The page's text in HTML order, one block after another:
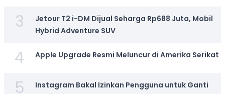
3
Jetour T2 i-DM Dijual Seharga Rp688 Juta, Mobil
Hybrid Adventure SUV
4 Apple Upgrade Resmi Meluncur di Amerika Serikat
5
Instagram Bakal Izinkan Pengguna untuk Ganti